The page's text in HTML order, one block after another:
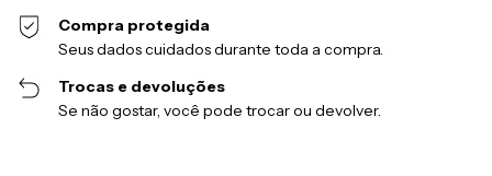
Compra protegida
Seus dados cuidados durante toda a compra.
Trocas e devoluções
Se não gostar, você pode trocar ou devolver.